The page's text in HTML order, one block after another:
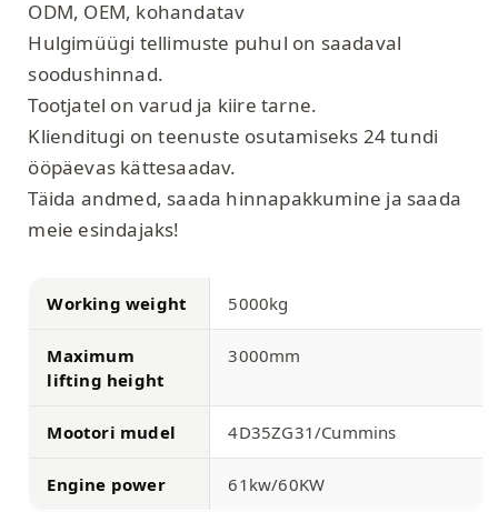
ODM, OEM, kohandatav
Hulgimüügi tellimuste puhul on saadaval
soodushinnad.
Tootjatel on varud ja kiire tarne.
Klienditugi on teenuste osutamiseks 24 tundi
ööpäevas kättesaadav.
Täida andmed, saada hinnapakkumine ja saada
meie esindajaks!
Working weight 5000kg
Maximum
lifting height
3000mm
Mootori mudel 4D35ZG31/Cummins
Engine power 61kw/60KW